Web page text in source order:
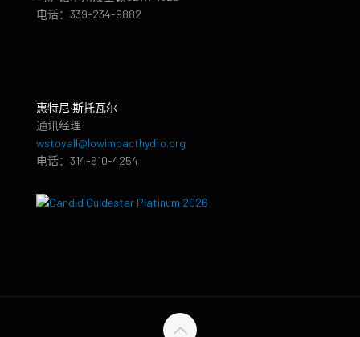
电话：339-234-9882
惠特尼·斯托瓦尔
通讯经理
wstovall@lowimpacthydro.org
电话：314-610-4254